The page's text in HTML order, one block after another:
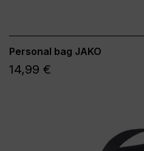
Personal bag JAKO
14,99 €